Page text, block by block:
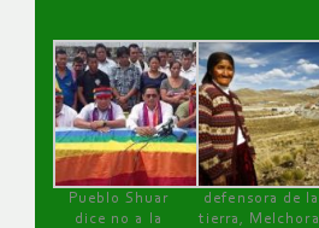
Pueblo Shuar
dice no a la
defensora de la
tierra, Melchora,